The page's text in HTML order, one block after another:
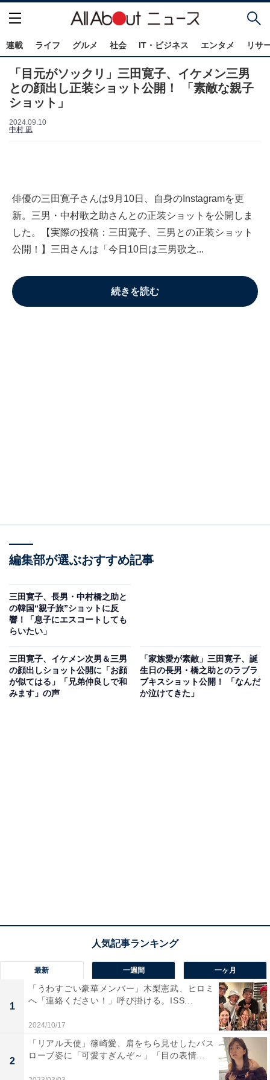
連載 ライフ グルメ 社会 IT・ビジネス エンタメ リサ
「目元がソックリ」三田寛子、イケメン三男
との顔出し正装ショット公開！ 「素敵な親子
ショット」
2024.09.10
中村 凪
俳優の三田寛子さんは9月10日、自身のInstagramを更
新。三男・中村歌之助さんとの正装ショットを公開しま
した。【実際の投稿：三田寛子、三男との正装ショット
公開！】三田さんは「今日10日は三男歌之...
続きを読む
編集部が選ぶおすすめ記事
三田寛子、長男・中村橋之助と
の韓国“親子旅”ショットに反
響！「息子にエスコートしても
らいたい」
三田寛子、イケメン次男＆三男
の顔出しショット公開に「お顔
が似てはる」「兄弟仲良しで和
みます」の声
「家族愛が素敵」三田寛子、誕
生日の長男・橋之助とのラブラ
ブキスショット公開！ 「なんだ
か泣けてきた」
最新 一週間 一ヶ月
1
「うわすごい豪華メンバー」木梨憲武、ヒロミ
へ「連絡ください！」呼び掛ける。ISS...
2024/10/17
2
「リアル天使」篠崎愛、肩をちら見せしたバス
ローブ姿に「可愛すぎんぞ～」「目の表情...